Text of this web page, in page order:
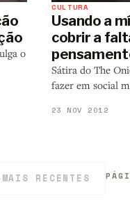
o
CULTURA
Usando a
cobrir a
Sátira do The
fazer em social
23 NOV 2012
MAIS RECENTES